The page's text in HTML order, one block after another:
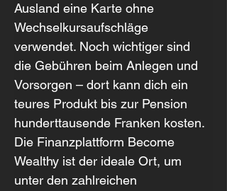
Ausland eine Karte ohne
Wechselkursaufschläge
verwendet. Noch wichtiger sind
die Gebühren beim Anlegen und
Vorsorgen – dort kann dich ein
teures Produkt bis zur Pension
hunderttausende Franken kosten.
Die Finanzplattform Become
Wealthy ist der ideale Ort, um
unter den zahlreichen